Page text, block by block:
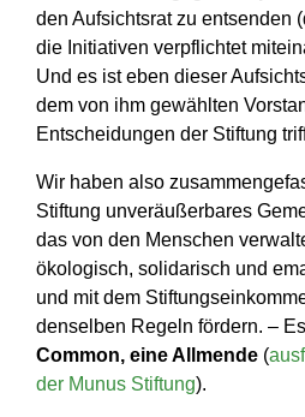
den Aufsichtsrat zu entsenden
die Initiativen verpflichtet
Und es ist eben dieser
dem von ihm gewählten
Entscheidungen der Stiftung
Wir haben also
Stiftung unveräußerbares
das von den Menschen
ökologisch, solidarisch und
und mit dem
denselben Regeln fördern. –
Common, eine Allmende (
der Munus Stiftung).